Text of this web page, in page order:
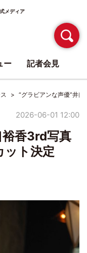
メディア
“グラビアンな声優”井
2026-06-01 12:00
裕香3rd写真
ット決定
ー 記者会見